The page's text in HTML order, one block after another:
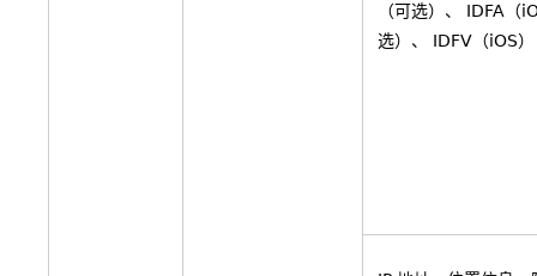
（可选）、 IDFA（
选）、 IDFV（iOS